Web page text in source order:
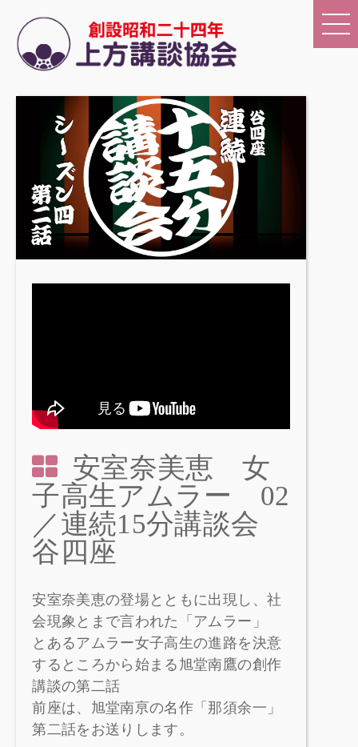
安室奈美恵 女
子高生アムラー 02
／連続15分講談会
谷四座
安室奈美恵の登場とともに出現し、社
会現象とまで言われた「アムラー」
とあるアムラー女子高生の進路を決意
するところから始まる旭堂南鷹の創作
講談の第二話
前座は、旭堂南亰の名作「那須余一」
第二話をお送りします。